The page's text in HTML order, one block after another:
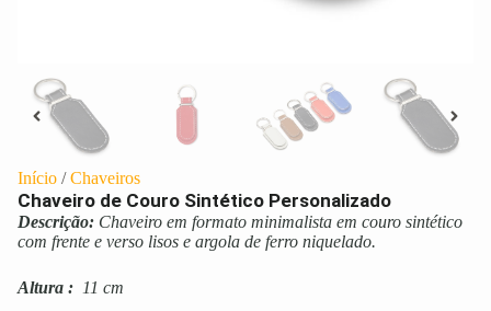
Início /Chaveiros
Chaveiro de Couro Sintético Personalizado
Descrição: Chaveiro em formato minimalista em couro sintético
com frente e verso lisos e argola de ferro niquelado.
Altura : 11 cm